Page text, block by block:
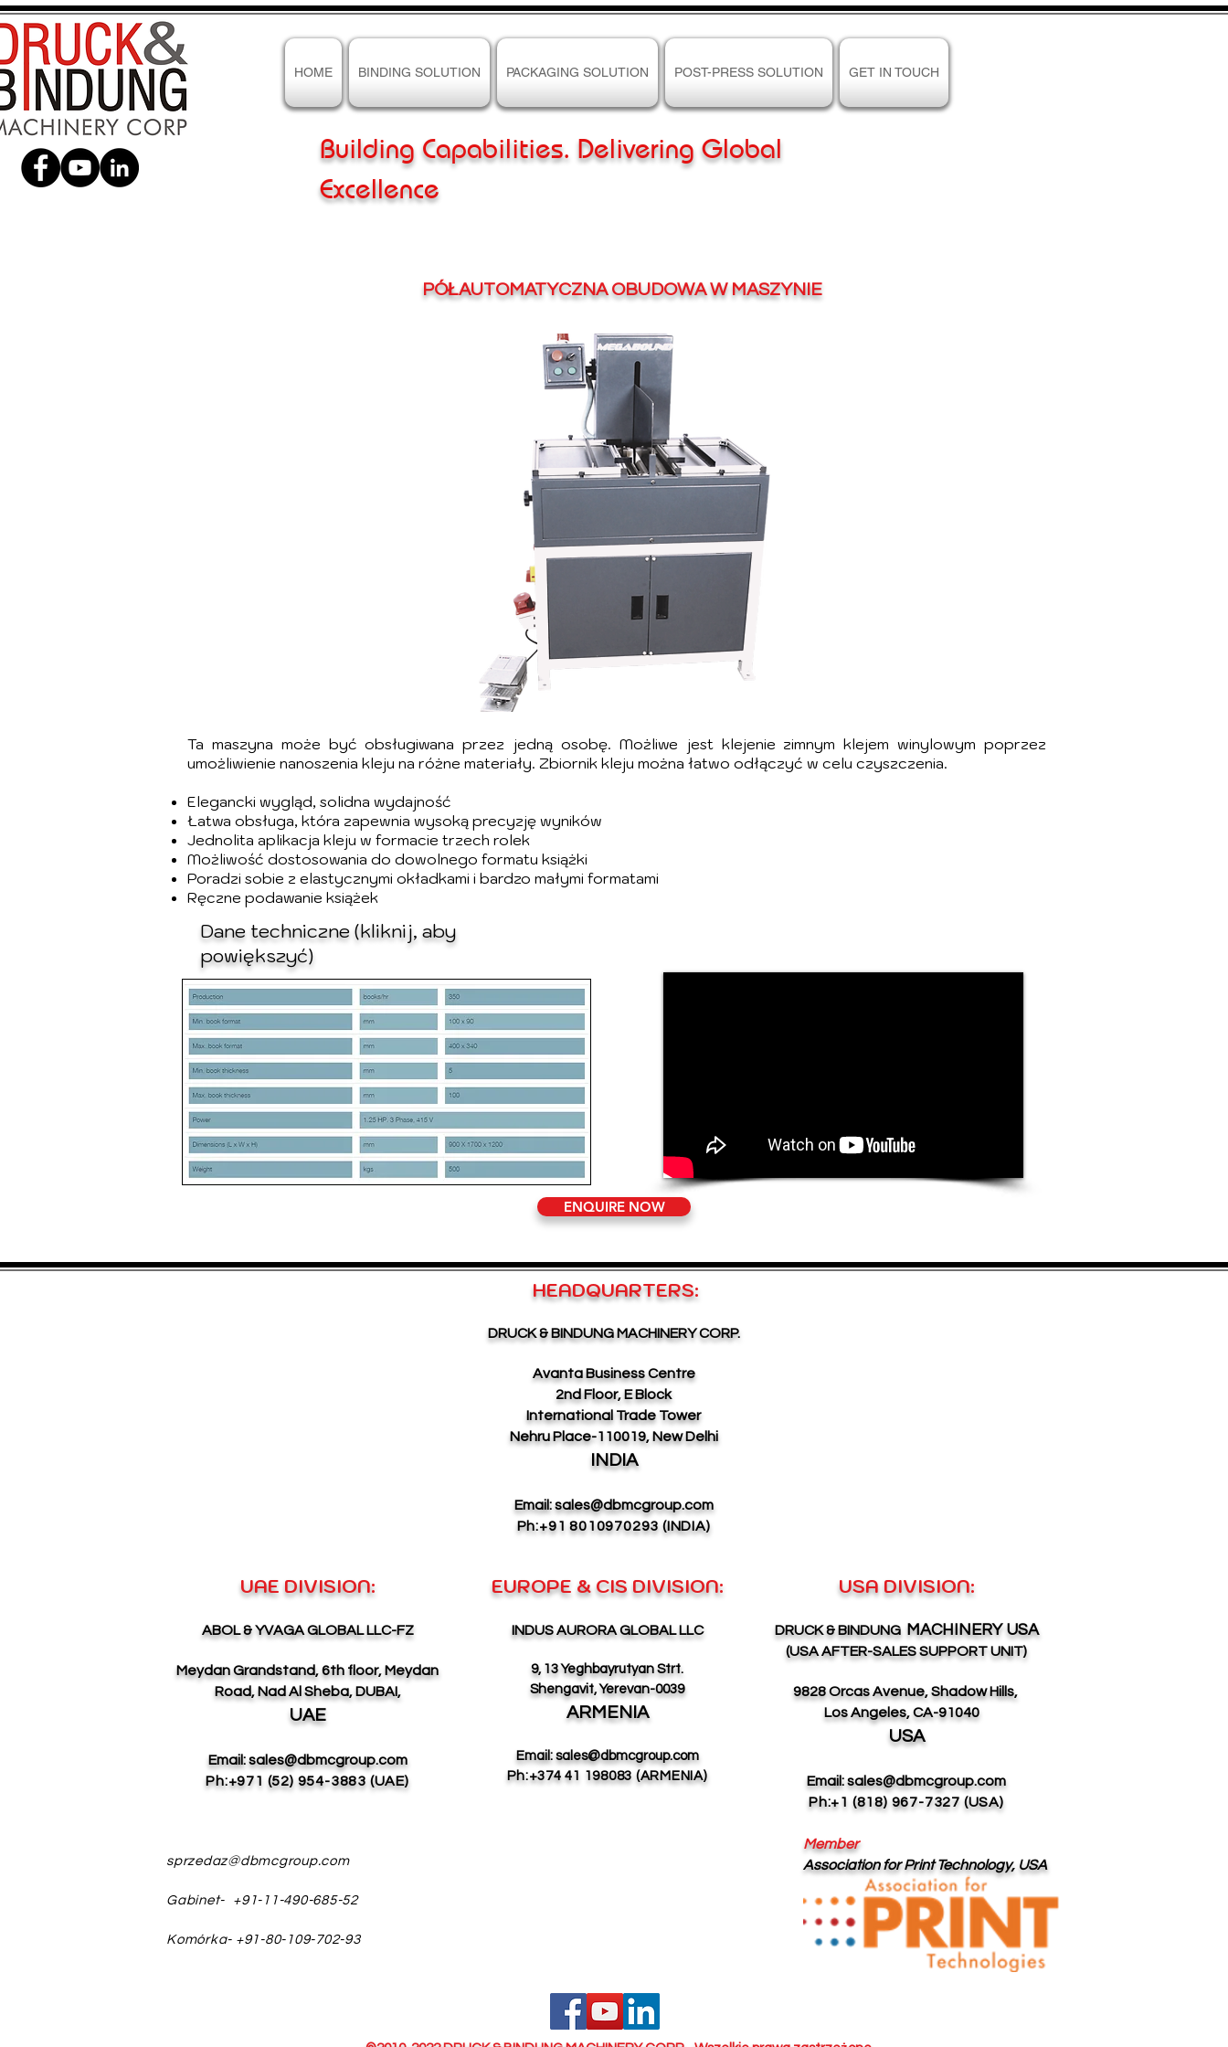
HOME BINDING SOLUTION PACKAGING SOLUTION POST-PRESS SOLUTION GET IN TOUCH
Building Capabilities. Delivering Global
Excellence
PÓŁAUTOMATYCZNA OBUDOWA W MASZYNIE
Ta maszyna może być obsługiwana przez jedną osobę. Możliwe jest klejenie zimnym klejem winylowym poprzez
umożliwienie nanoszenia kleju na różne materiały. Zbiornik kleju można łatwo odłączyć w celu czyszczenia.
Elegancki wygląd, solidna wydajność
Łatwa obsługa, która zapewnia wysoką precyzję wyników
Jednolita aplikacja kleju w formacie trzech rolek
Możliwość dostosowania do dowolnego formatu książki
Poradzi sobie z elastycznymi okładkami i bardzo małymi formatami
Ręczne podawanie książek
Dane techniczne (kliknij, aby
powiększyć)
ENQUIRE NOW
HEADQUARTERS:
DRUCK & BINDUNG MACHINERY CORP.
Avanta Business Centre
2nd Floor, E Block
International Trade Tower
Nehru Place-110019, New Delhi
INDIA
Email:sales@dbmcgroup.com
Ph:+91 8010970293 (INDIA)
UAE DIVISION:
ABOL & YVAGA GLOBAL LLC-FZ
Meydan Grandstand, 6th floor, Meydan
Road, Nad Al Sheba, DUBAI,
UAE
Email:sales@dbmcgroup.com
Ph:+971 (52) 954-3883 (UAE)
EUROPE & CIS DIVISION:
INDUS AURORA GLOBAL LLC
9, 13 Yeghbayrutyan Strt.
Shengavit, Yerevan-0039
ARMENIA
Email: sales@dbmcgroup.com
Ph:+374 41 198083 (ARMENIA)
USA DIVISION:
DRUCK & BINDUNG MACHINERY USA
(USA AFTER-SALES SUPPORT UNIT)
9828 Orcas Avenue,Shadow Hills,
Los Angeles,CA-91040
USA
Email:sales@dbmcgroup.com
Ph:+1 (818) 967-7327 (USA)
sprzedaz@dbmcgroup.com
Gabinet- +91-11-490-685-52
Komórka- +91-80-109-702-93
Member
Association for Print Technology, USA